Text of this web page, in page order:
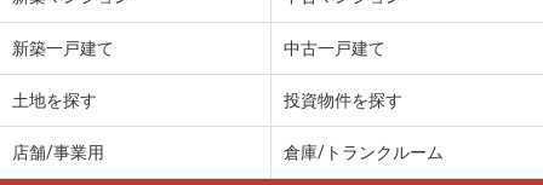
新築一戸建て 中古一戸建て
土地を探す 投資物件を探す
店舗/事業用 倉庫/トランクルーム